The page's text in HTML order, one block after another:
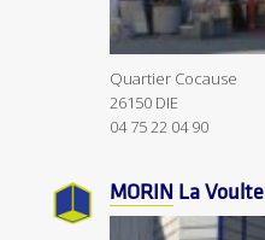
Quartier Cocause
26150 DIE
04 75 22 04 90
MORIN La Voulte